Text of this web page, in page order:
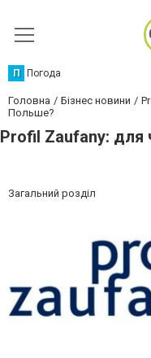
П Погода
Головна Бізнес новини
Польше?
Profil Zaufany: для
Загальний розділ